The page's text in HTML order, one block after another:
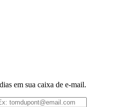
em sua caixa de e-mail.